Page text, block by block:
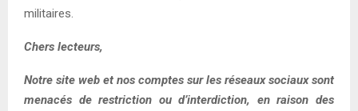
militaires.
Chers lecteurs,
Notre site web et nos comptes sur les réseaux sociaux sont
menacés de restriction ou d’interdiction, en raison des